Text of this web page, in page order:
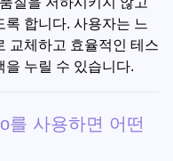
록 합니다. 사용자는 느
교체하고 효율적인 테스
을 누릴 수 있습니다.
를 사용하면 어떤